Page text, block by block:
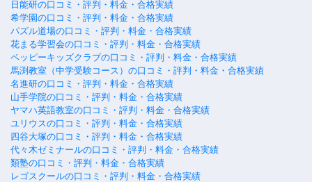
日能研の口コミ・評判・料金・合格実績
希学園の口コミ・評判・料金・合格実績
パズル道場の口コミ・評判・料金・合格実績
花まる学習会の口コミ・評判・料金・合格実績
ペッピーキッズクラブの口コミ・評判・料金・合格実績
馬渕教室（中学受験コース）の口コミ・評判・料金・合格実績
名進研の口コミ・評判・料金・合格実績
山手学院の口コミ・評判・料金・合格実績
ヤマハ英語教室の口コミ・評判・料金・合格実績
ユリウスの口コミ・評判・料金・合格実績
四谷大塚の口コミ・評判・料金・合格実績
代々木ゼミナールの口コミ・評判・料金・合格実績
類塾の口コミ・評判・料金・合格実績
レゴスクールの口コミ・評判・料金・合格実績